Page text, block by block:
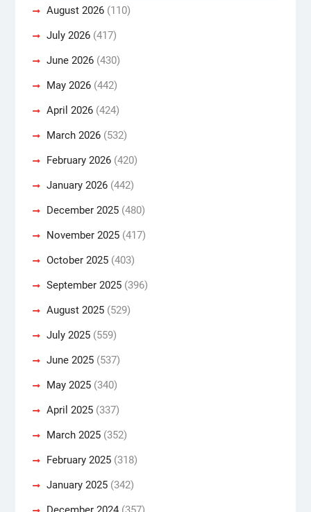
August 2026(110)
July 2026(417)
June 2026(430)
May 2026(442)
April 2026(424)
March 2026(532)
February 2026(420)
January 2026(442)
December 2025(480)
November 2025(417)
October 2025(403)
September 2025(396)
August 2025(529)
July 2025(559)
June 2025(537)
May 2025(340)
April 2025(337)
March 2025(352)
February 2025(318)
January 2025(342)